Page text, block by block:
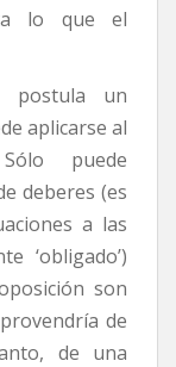
lo que el
postula un
aplicarse al
puede
deberes (es
a las
‘obligado’)
son
de
de una